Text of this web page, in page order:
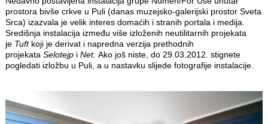
prostora bivše crkve u Puli (danas muzejsko-galerijski prostor Sveta
Srca) izazvala je velik interes domaćih i stranih portala i medija.
Središnja instalacija između više izloženih neutilitarnih projekata
je Tuftkoji je derivat i napredna verzija prethodnih
projekata Selotejpi Net. Ako još niste, do 29.03.2012. stignete
pogledati izložbu u Puli, a u nastavku slijede fotografije instalacije.